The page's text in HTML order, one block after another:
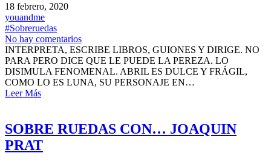
18 febrero, 2020
youandme
#Sobreruedas
No hay comentarios
INTERPRETA, ESCRIBE LIBROS, GUIONES Y DIRIGE. NO
PARA PERO DICE QUE LE PUEDE LA PEREZA. LO
DISIMULA FENOMENAL. ABRIL ES DULCE Y FRÁGIL,
COMO LO ES LUNA, SU PERSONAJE EN…
Leer Más
SOBRE RUEDAS CON… JOAQUIN
PRAT